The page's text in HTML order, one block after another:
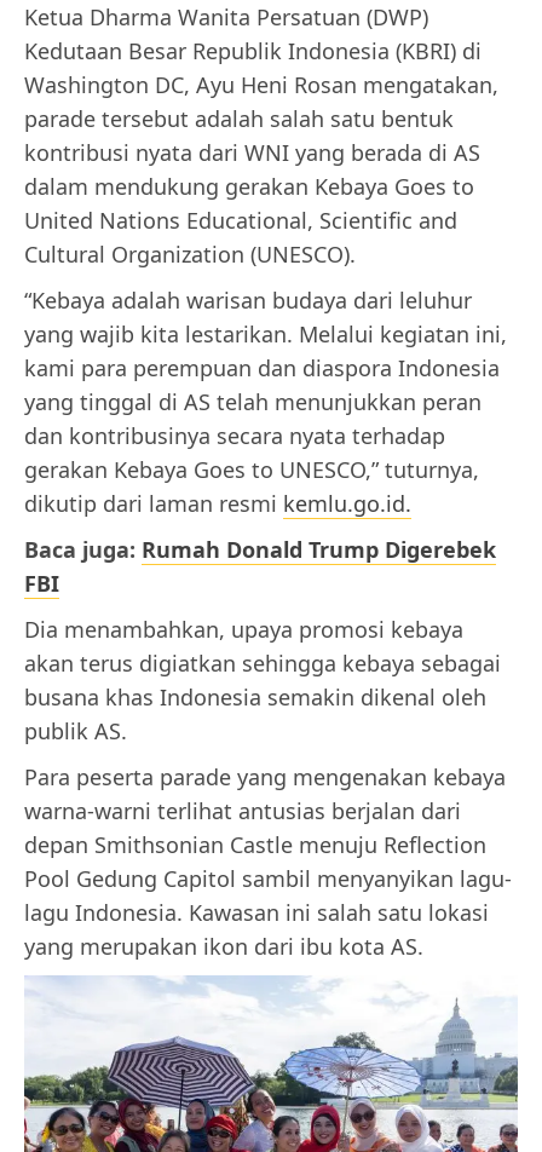
Ketua Dharma Wanita Persatuan (DWP)
Kedutaan Besar Republik Indonesia (KBRI) di
Washington DC, Ayu Heni Rosan mengatakan,
parade tersebut adalah salah satu bentuk
kontribusi nyata dari WNI yang berada di AS
dalam mendukung gerakan Kebaya Goes to
United Nations Educational, Scientific and
Cultural Organization (UNESCO).
“Kebaya adalah warisan budaya dari leluhur
yang wajib kita lestarikan. Melalui kegiatan ini,
kami para perempuan dan diaspora Indonesia
yang tinggal di AS telah menunjukkan peran
dan kontribusinya secara nyata terhadap
gerakan Kebaya Goes to UNESCO,” tuturnya,
dikutip dari laman resmi kemlu.go.id.
Baca juga: Rumah Donald Trump Digerebek
FBI
Dia menambahkan, upaya promosi kebaya
akan terus digiatkan sehingga kebaya sebagai
busana khas Indonesia semakin dikenal oleh
publik AS.
Para peserta parade yang mengenakan kebaya
warna-warni terlihat antusias berjalan dari
depan Smithsonian Castle menuju Reflection
Pool Gedung Capitol sambil menyanyikan lagu-
lagu Indonesia. Kawasan ini salah satu lokasi
yang merupakan ikon dari ibu kota AS.